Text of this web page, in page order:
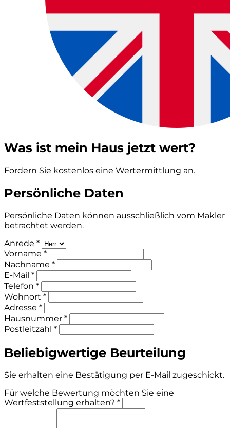
Was ist mein Haus jetzt wert?
Fordern Sie kostenlos eine Wertermittlung an.
Persönliche Daten
Persönliche Daten können ausschließlich vom Makler
betrachtet werden.
Anrede *
Vorname *
Nachname *
E-Mail *
Telefon *
Wohnort *
Adresse *
Hausnummer *
Postleitzahl *
Beliebigwertige Beurteilung
Sie erhalten eine Bestätigung per E-Mail zugeschickt.
Für welche Bewertung möchten Sie eine
Wertfeststellung erhalten? *